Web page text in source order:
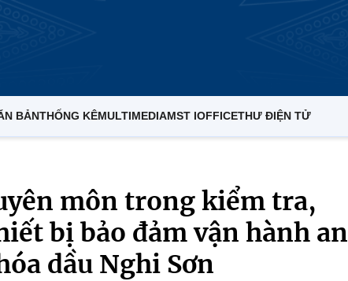
BẢNTHỐNG KÊMULTIMEDIAMST IOFFICETHƯ ĐIỆN TỬ
môn trong kiểm tra,
bị bảo đảm vận hành an
dầu Nghi Sơn